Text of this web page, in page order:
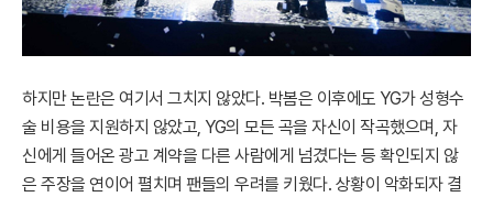
하지만 논란은 여기서 그치지 않았다. 박봄은 이후에도 YG가 성형수
술 비용을 지원하지 않았고, YG의 모든 곡을 자신이 작곡했으며, 자
신에게 들어온 광고 계약을 다른 사람에게 넘겼다는 등 확인되지 않
은 주장을 연이어 펼치며 팬들의 우려를 키웠다. 상황이 악화되자 결